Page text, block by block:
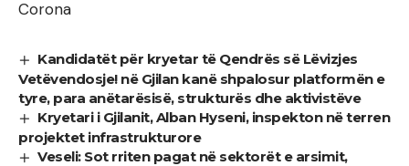
Corona
Kandidatët për kryetar të Qendrës së Lëvizjes
Vetëvendosje! në Gjilan kanë shpalosur platformën e
tyre, para anëtarësisë, strukturës dhe aktivistëve
Kryetari i Gjilanit, Alban Hyseni, inspekton në terren
projektet infrastrukturore
Veseli: Sot rriten pagat në sektorët e arsimit,